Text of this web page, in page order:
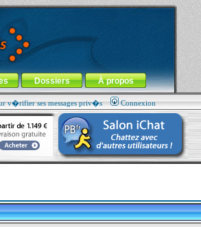
Dossiers À propos
v�rifier ses messages priv�s Connexion